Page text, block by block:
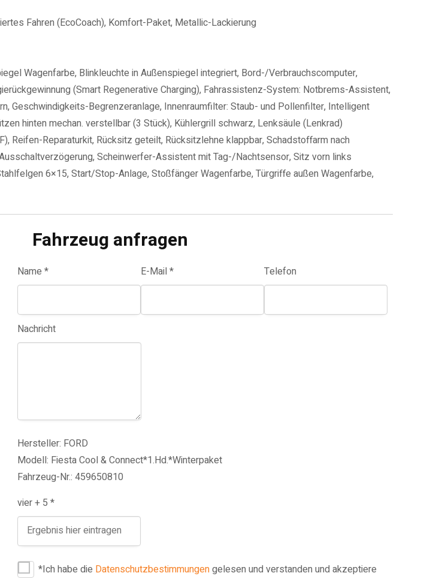
Fahren (EcoCoach), Komfort-Paket, Metallic-Lackierung
Wagenfarbe, Blinkleuchte in Außenspiegel integriert, Bord-/Verbrauchscomputer,
(Smart Regenerative Charging), Fahrassistenz-System: Notbrems-Assistent,
Geschwindigkeits-Begrenzeranlage, Innenraumfilter: Staub- und Pollenfilter, Intelligent
hinten mechan. verstellbar (3 Stück), Kühlergrill schwarz, Lenksäule (Lenkrad)
Reparaturkit, Rücksitz geteilt, Rücksitzlehne klappbar, Schadstoffarm nach
Scheinwerfer-Assistent mit Tag-/Nachtsensor, Sitz vorn links
6×15, Start/Stop-Anlage, Stoßfänger Wagenfarbe, Türgriffe außen Wagenfarbe,
Fahrzeug anfragen
Name * E-Mail * Telefon
Nachricht
Hersteller: FORD
Modell: Fiesta Cool & Connect*1.Hd.*Winterpaket
Fahrzeug-Nr.: 459650810
vier + 5 *
*Ich habe die Datenschutzbestimmungengelesen und verstanden und akzeptiere